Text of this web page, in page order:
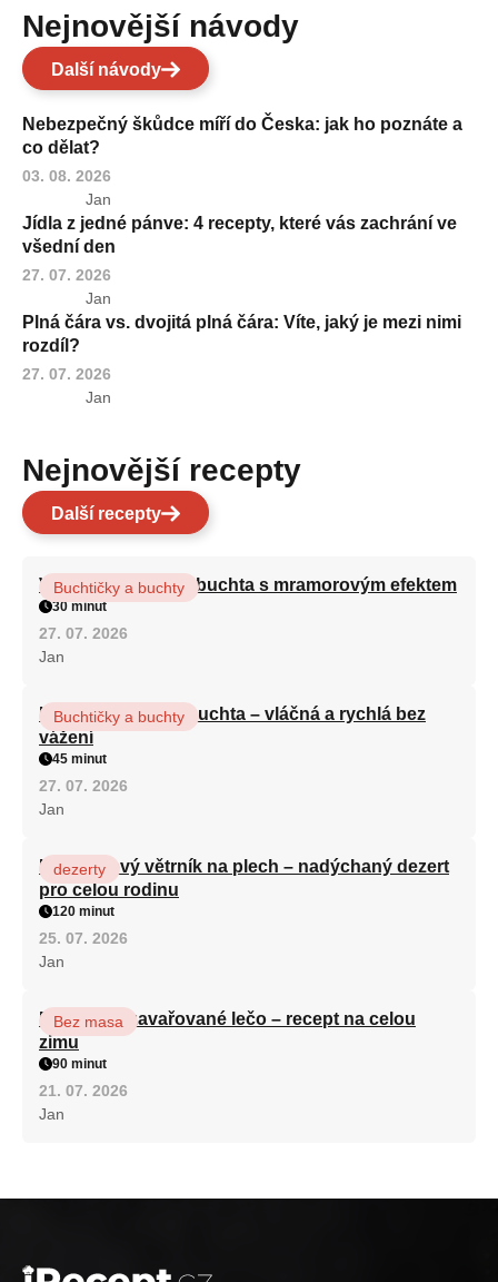
Nejnovější návody
Další návody
Nebezpečný škůdce míří do Česka: jak ho poznáte a
co dělat?
03. 08. 2026
Jan
Jídla z jedné pánve: 4 recepty, které vás zachrání ve
všední den
27. 07. 2026
Jan
Plná čára vs. dvojitá plná čára: Víte, jaký je mezi nimi
rozdíl?
27. 07. 2026
Jan
Nejnovější recepty
Další recepty
Vláčná olejová litá buchta s mramorovým efektem
Buchtičky a buchty
30 minut
27. 07. 2026
Jan
Hrnková maková buchta – vláčná a rychlá bez
vážení
Buchtičky a buchty
45 minut
27. 07. 2026
Jan
Karamelový větrník na plech – nadýchaný dezert
pro celou rodinu
dezerty
120 minut
25. 07. 2026
Jan
Babiččino zavařované lečo – recept na celou
zimu
Bez masa
90 minut
21. 07. 2026
Jan